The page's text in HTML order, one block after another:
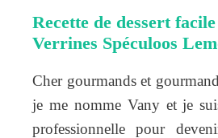
Recette de dessert
Verrines Spéculoos
Cher gourmands et
je me nomme Vany et je
professionnelle pour